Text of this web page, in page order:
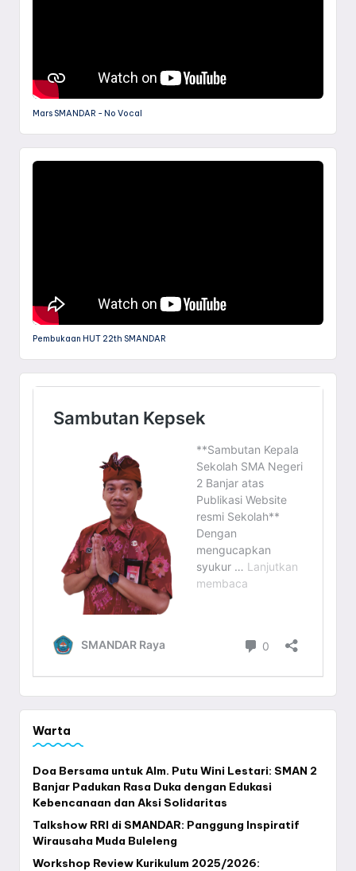
Mars SMANDAR - No Vocal
Pembukaan HUT 22th SMANDAR
Warta
Doa Bersama untuk Alm. Putu Wini Lestari: SMAN 2
Banjar Padukan Rasa Duka dengan Edukasi
Kebencanaan dan Aksi Solidaritas
Talkshow RRI di SMANDAR: Panggung Inspiratif
Wirausaha Muda Buleleng
Workshop Review Kurikulum 2025/2026: